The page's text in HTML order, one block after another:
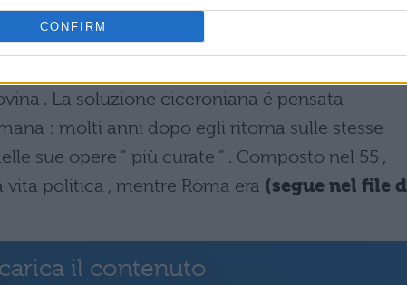
CONFIRM
si pronuncia in favore di una sintesi di
filosofica ) , quest’ ultima ritenuta necessaria
dell’ oratore : l’ eloquenza priva di
. La soluzione ciceroniana é pensata
: molti anni dopo egli ritorna sulle stesse
sue opere ” più curate ” . Composto nel 55 ,
politica , mentre Roma era (segue nel file
il contenuto